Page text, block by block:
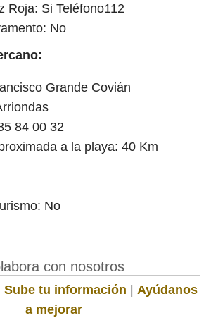
Roja: Si Teléfono112
No
Grande Covián
84 00 32
a la playa: 40 Km
No
con nosotros
Sube tu información | Ayúdanos
a mejorar